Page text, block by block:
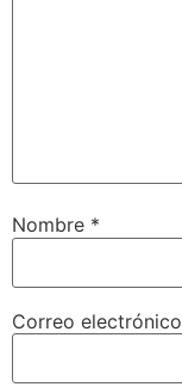
Nombre *
Correo electrónico